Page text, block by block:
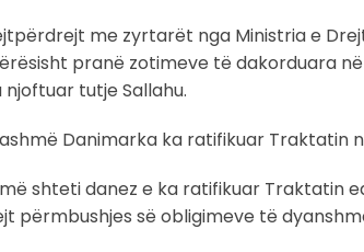
me zyrtarët nga Ministria e
pranë zotimeve të dakorduara
tutje Sallahu.
Danimarka ka ratifikuar Traktatin
shteti danez e ka ratifikuar Traktatin
së obligimeve të